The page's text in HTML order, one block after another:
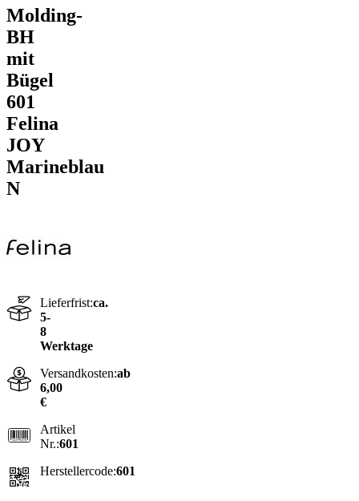
Molding-
BH
mit
Bügel
601
Felina
JOY
Marineblau
N
Lieferfrist:ca.
5-
8
Werktage
Versandkosten:ab
6,00
€
Artikel
Nr.:601
Herstellercode:601